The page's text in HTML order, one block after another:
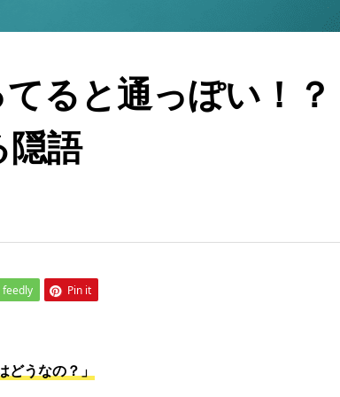
ると通っぽい！？
語
feedly Pin it
どうなの？」